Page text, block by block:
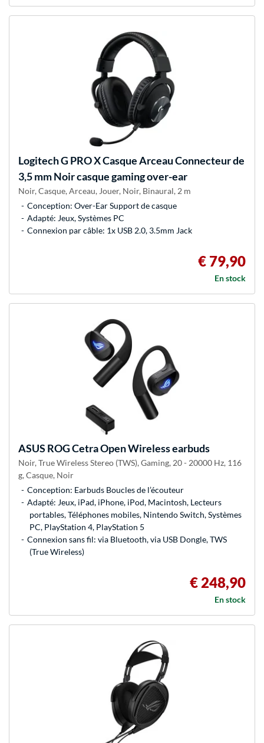
Logitech G PRO X Casque Arceau Connecteur de
3,5 mm Noir casque gaming over-ear
Noir, Casque, Arceau, Jouer, Noir, Binaural, 2 m
Conception: Over-Ear Support de casque
Adapté: Jeux, Systèmes PC
Connexion par câble: 1x USB 2.0, 3.5mm Jack
€ 79,90
En stock
ASUS ROG Cetra Open Wireless earbuds
Noir, True Wireless Stereo (TWS), Gaming, 20 - 20000 Hz, 116
g, Casque, Noir
Conception: Earbuds Boucles de l’écouteur
Adapté: Jeux, iPad, iPhone, iPod, Macintosh, Lecteurs
portables, Téléphones mobiles, Nintendo Switch, Systèmes
PC, PlayStation 4, PlayStation 5
Connexion sans fil: via Bluetooth, via USB Dongle, TWS
(True Wireless)
€ 248,90
En stock